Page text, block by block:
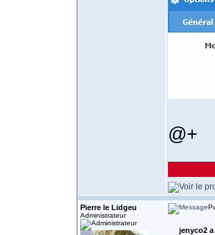
@+
Pierre le Lidgeu
Administrateur
jenyco2